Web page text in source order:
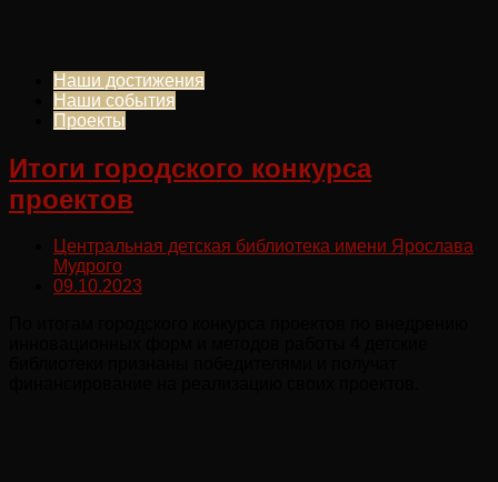
Наши достижения
Наши события
Проекты
Итоги городского конкурса
проектов
Центральная детская библиотека имени Ярослава
Мудрого
09.10.2023